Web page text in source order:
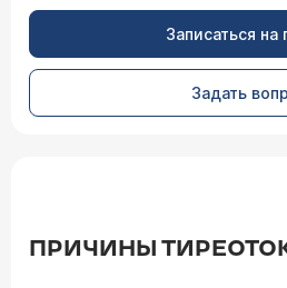
Записаться на
Задать
ПРИЧИНЫ